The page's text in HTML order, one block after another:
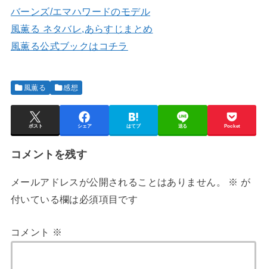
バーンズ/エマハワードのモデル
風薫る ネタバレ,あらすじまとめ
風薫る公式ブックはコチラ
風薫る 感想
ポスト シェア はてブ 送る Pocket
コメントを残す
メールアドレスが公開されることはありません。 ※ が
付いている欄は必須項目です
コメント ※